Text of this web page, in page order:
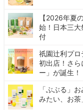
【2026年夏
始！日本三大
付
祇園辻利プ
初出店！さら
ー」が誕生！
「ぶぶる」
みたい、お茶